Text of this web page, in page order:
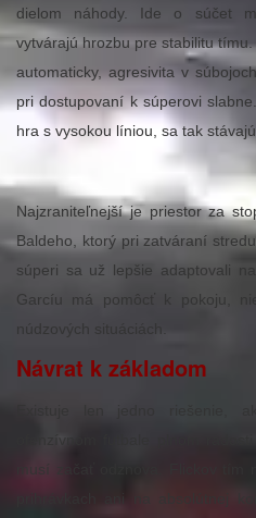
dielom náhody. Ide o súčet
vytvárajú hrozbu pre stabilitu
automaticky, agresivita v
pri dostupovaní k súperovi
hra s vysokou líniou, sa tak
Najzraniteľnejší je priestor za
Baldeho, ktorý pri zatváraní
súperi sa už lepšie adaptovali
Garcíu má pomôcť k pokoju,
núdzových situáciách.
Návrat k základom
ofenzívnom futbale plnom
musí začať odznova. Flickov tím